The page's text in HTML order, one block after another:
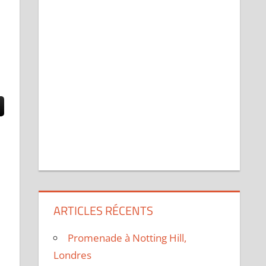
ARTICLES RÉCENTS
Promenade à Notting Hill,
Londres